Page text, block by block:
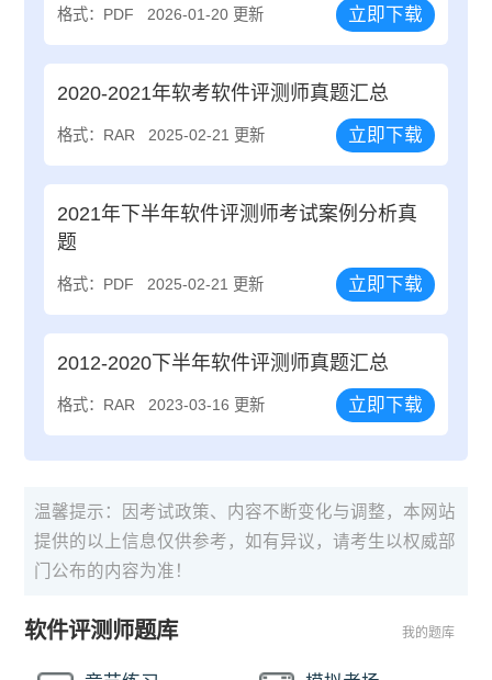
格式：PDF 2026-01-20 更新 立即下载
2020-2021年软考软件评测师真题汇总
格式：RAR 2025-02-21 更新 立即下载
2021年下半年软件评测师考试案例分析真
题
格式：PDF 2025-02-21 更新 立即下载
2012-2020下半年软件评测师真题汇总
格式：RAR 2023-03-16 更新 立即下载
温馨提示：因考试政策、内容不断变化与调整，本网站
提供的以上信息仅供参考，如有异议，请考生以权威部
门公布的内容为准！
软件评测师题库 我的题库